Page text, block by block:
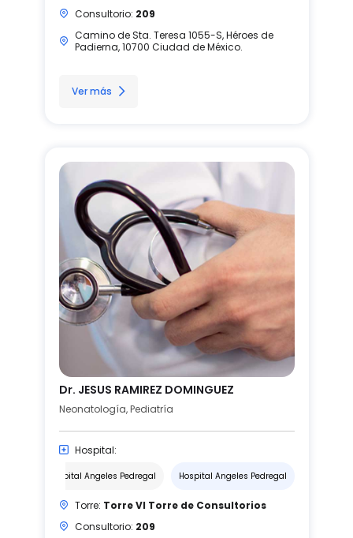
Consultorio: 209
Camino de Sta. Teresa 1055-S, Héroes de
Padierna, 10700 Ciudad de México.
Ver más
Dr. JESUS RAMIREZ DOMINGUEZ
Neonatología, Pediatría
Hospital:
Hospital Angeles Pedregal Hospital Angeles Pedregal
Torre: Torre VI Torre de Consultorios
Consultorio: 209